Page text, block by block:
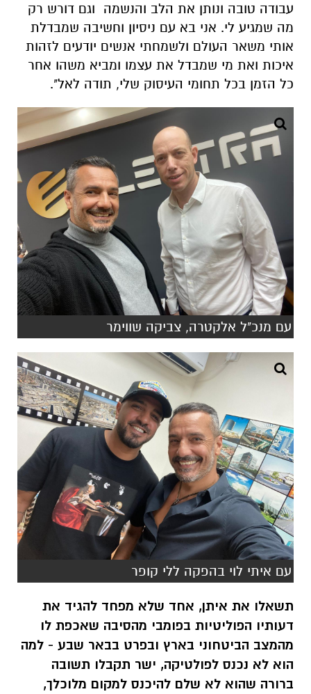
עבודה טובה ונותן את הלב והנשמה וגם דורש רק
מה שמגיע לי. אני בא עם ניסיון וחשיבה שמבדלת
אותי משאר העולם ולשמחתי אנשים יודעים לזהות
איכות ואת מי שמבדל את עצמו ומביא משהו אחר
כל הזמן בכל תחומי העיסוק שלי, תודה לאל".
עם מנכ"ל אלקטרה, צביקה שווימר
עם איתי לוי בהפקה ללי קופר
תשאלו את איתן, אחד שלא מפחד להגיד את
דעותיו הפוליטיות בפומבי מהסיבה שאכפת לו
מהמצב הביטחוני בארץ ובפרט בבאר שבע - למה
הוא לא נכנס לפולטיקה, ישר תקבלו תשובה
ברורה שהוא לא שלם להיכנס למקום מלוכלך,